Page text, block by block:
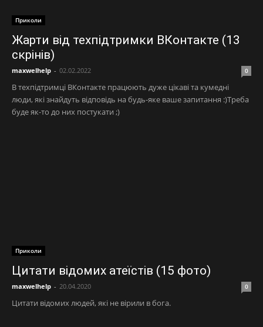
Приколи
Жарти від техпідтримки ВКонтакте (13
скрінів)
maxwelhelp - 02.02.2022 0
В техпідтримці ВКонтакте працюють дуже цікаві та кумедні
люди, які знайдуть відповідь на будь-яке ваше запитання :)Треба
буде як-то до них постукати ;)
Приколи
Цитати відомих атеїстів (15 фото)
maxwelhelp - 20.04.2020 0
Цитати відомих людей, які не вірили в бога.